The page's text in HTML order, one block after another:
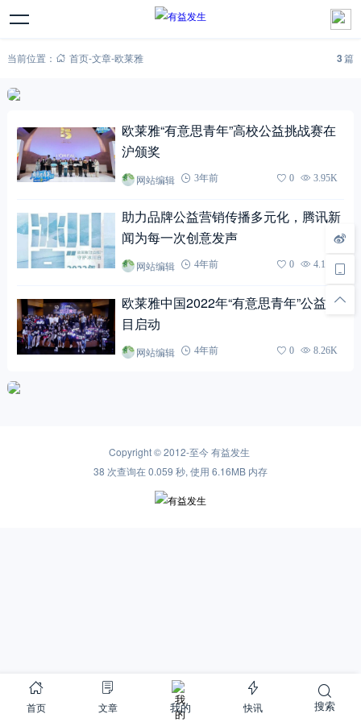
当前位置： 首页-文章-欧莱雅 3篇
欧莱雅“有意思青年”高校公益挑战赛在
沪颁奖
网站编辑 3年前 0 3.95K
助力品牌公益营销传播多元化，腾讯新
闻为每一次创意发声
网站编辑 4年前 0 4.15K
欧莱雅中国2022年“有意思青年”公益项
目启动
网站编辑 4年前 0 8.26K
Copyright © 2012-至今有益发生
38 次查询在 0.059 秒, 使用 6.16MB 内存
首页 文章 我的 快讯 搜索